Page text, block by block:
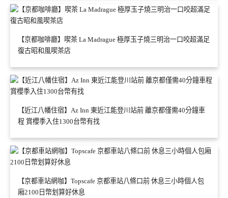
【京都咖啡廳】喫茶 La Madrague 極厚玉子燒三明治一口咬超滿足
復古昭和風喫茶店
【近江八幡住宿】Az Inn 東近江能登川站前 離京都僅需40分鐘車
程 賞櫻季入住1300台幣有找
【京都車站網咖】Topscafe 京都車站八條口前 休息三小時個人包
廂2100日幣划算好休息